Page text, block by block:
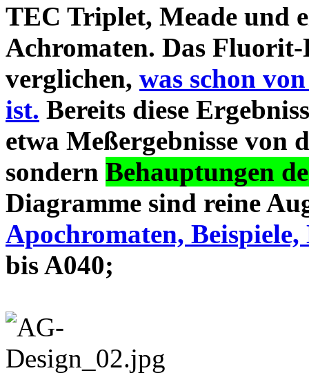
TEC Triplet, Meade und
Achromaten. Das
verglichen, was schon
ist. Bereits diese
etwa Meßergebnisse von
sondern Behauptungen
Diagramme sind reine
Apochromaten, Beispiele,
bis A040;